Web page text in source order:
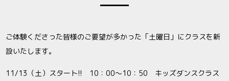
ご体験くださった皆様のご要望が多かった「土曜日」にクラスを新
設いたします。
11/13（土）スタート!! 10：00～10：50 キッズダンスクラス